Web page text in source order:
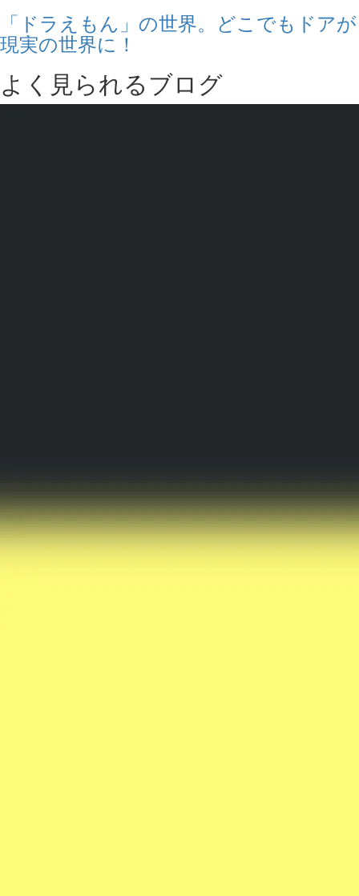
「ドラえもん」の世界。どこでもドアが
現実の世界に！
よく見られるブログ